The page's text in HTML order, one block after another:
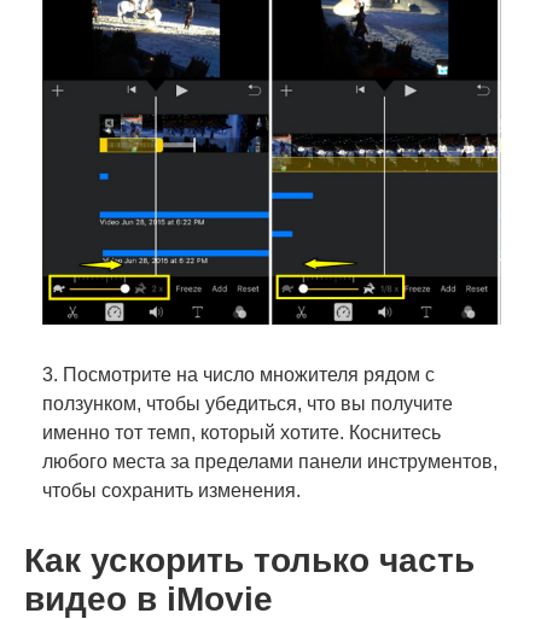
3. Посмотрите на число множителя рядом с
ползунком, чтобы убедиться, что вы получите
именно тот темп, который хотите. Коснитесь
любого места за пределами панели инструментов,
чтобы сохранить изменения.
Как ускорить только часть
видео в iMovie